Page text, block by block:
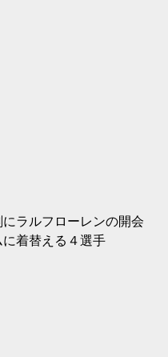
ラルフローレンの開会
着替える４選手